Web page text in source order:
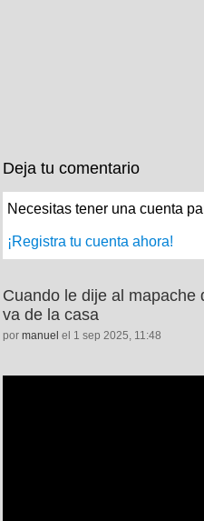
Deja tu comentario
Necesitas tener una cuenta
¡Registra tu cuenta ahora!
Cuando le dije al mapache
va de la casa
por manuel el 1 sep 2025, 11:48